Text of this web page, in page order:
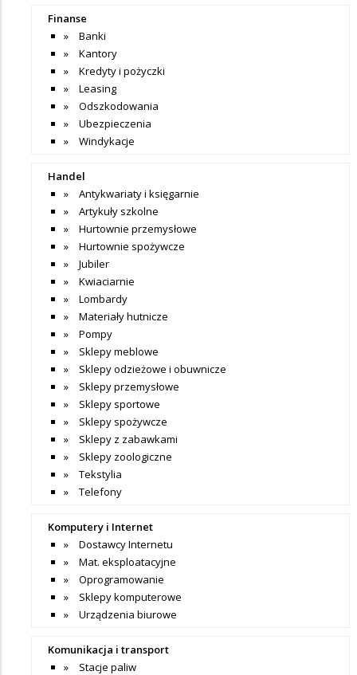
Finanse
Banki
Kantory
Kredyty i pożyczki
Leasing
Odszkodowania
Ubezpieczenia
Windykacje
Handel
Antykwariaty i księgarnie
Artykuły szkolne
Hurtownie przemysłowe
Hurtownie spożywcze
Jubiler
Kwiaciarnie
Lombardy
Materiały hutnicze
Pompy
Sklepy meblowe
Sklepy odzieżowe i obuwnicze
Sklepy przemysłowe
Sklepy sportowe
Sklepy spożywcze
Sklepy z zabawkami
Sklepy zoologiczne
Tekstylia
Telefony
Komputery i Internet
Dostawcy Internetu
Mat. eksploatacyjne
Oprogramowanie
Sklepy komputerowe
Urządzenia biurowe
Komunikacja i transport
Stacje paliw